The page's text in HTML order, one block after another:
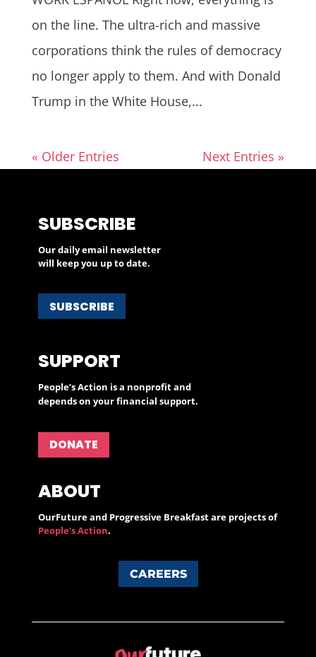
on the line. The ultra-rich and massive
corporations think the rules of democracy
no longer apply to them. And with Donald
Trump in the White House,...
« Older Entries Next Entries »
SUBSCRIBE
Our daily email newsletter
will keep you up to date.
SUBSCRIBE
SUPPORT
People’s Action is a nonprofit and
depends on your financial support.
DONATE
ABOUT
OurFuture and Progressive Breakfast are projects of
People's Action.
CAREERS